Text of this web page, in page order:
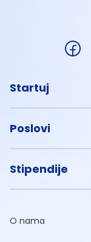
Startuj
Poslovi
Stipendije
O nama